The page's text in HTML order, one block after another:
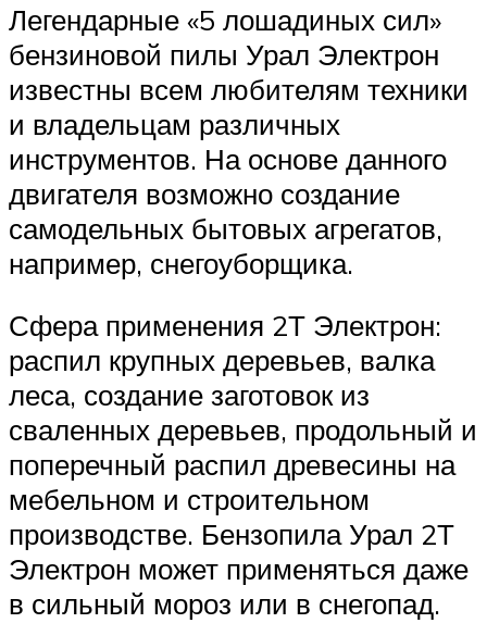
Легендарные «5 лошадиных сил»
бензиновой пилы Урал Электрон
известны всем любителям техники
и владельцам различных
инструментов. На основе данного
двигателя возможно создание
самодельных бытовых агрегатов,
например, снегоуборщика.
Сфера применения 2Т Электрон:
распил крупных деревьев, валка
леса, создание заготовок из
сваленных деревьев, продольный и
поперечный распил древесины на
мебельном и строительном
производстве. Бензопила Урал 2Т
Электрон может применяться даже
в сильный мороз или в снегопад.